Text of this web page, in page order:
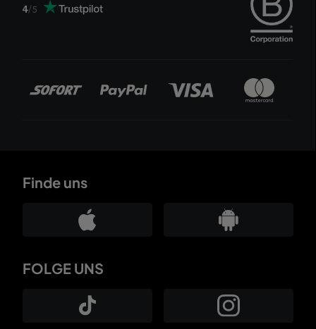
4/5
Finde uns
FOLGE UNS